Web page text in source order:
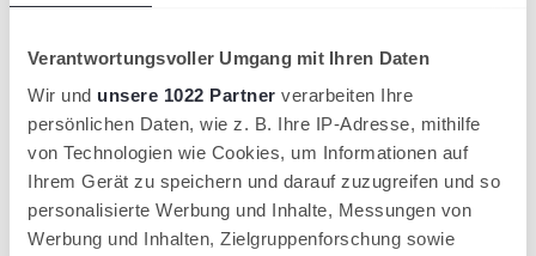
Verantwortungsvoller Umgang mit Ihren Daten
Wir und unsere 1022 Partner verarbeiten Ihre
persönlichen Daten, wie z. B. Ihre IP-Adresse, mithilfe
von Technologien wie Cookies, um Informationen auf
Ihrem Gerät zu speichern und darauf zuzugreifen und so
personalisierte Werbung und Inhalte, Messungen von
Werbung und Inhalten, Zielgruppenforschung sowie
Offizielle Partner des HTV